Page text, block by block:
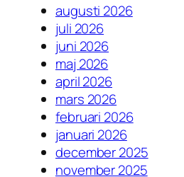
augusti 2026
juli 2026
juni 2026
maj 2026
april 2026
mars 2026
februari 2026
januari 2026
december 2025
november 2025